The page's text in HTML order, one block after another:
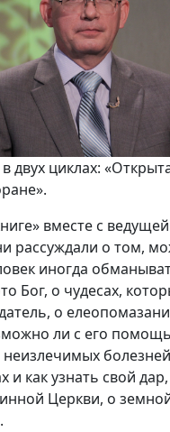
двух циклах:
вместе с
рассуждали о том,
иногда
Бог, о чудесах,
о
ли с его
неизлечимых
и как узнать свой
Церкви, о